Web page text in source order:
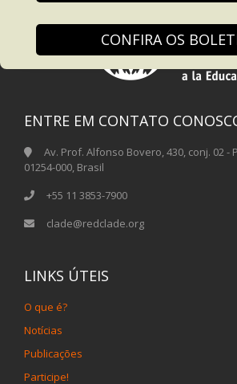
CONFIRA OS
ENTRE EM CONTATO
Av. Prof. Alfonso Bovero, 430, conj. 02 -
01254-000, Brasil
+55 11 3853-7900
clade@redclade.org
LINKS ÚTEIS
O que é?
Notícias
Publicações
Participe!